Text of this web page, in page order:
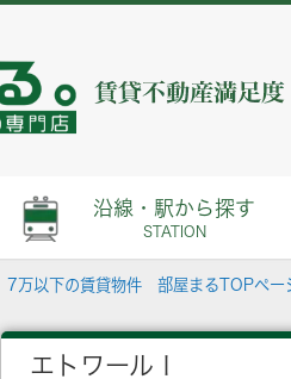
沿線・駅から探す
STATION
7万以下の賃貸物件 部屋まるTOPペー
エトワールⅠ